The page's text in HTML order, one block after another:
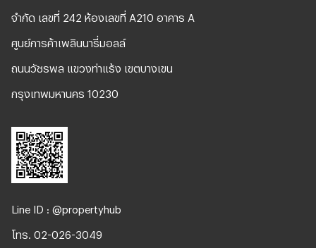
จํากัด เลขที่ 242 ห้องเลขที่ A210 อาคาร A
ศูนย์การค้าเพลินนารี่มอลล์
ถนนวัชรพล แขวงท่าแร้ง เขตบางเขน
กรุงเทพมหานคร 10230
Line ID : @propertyhub
โทร. 02-026-3049